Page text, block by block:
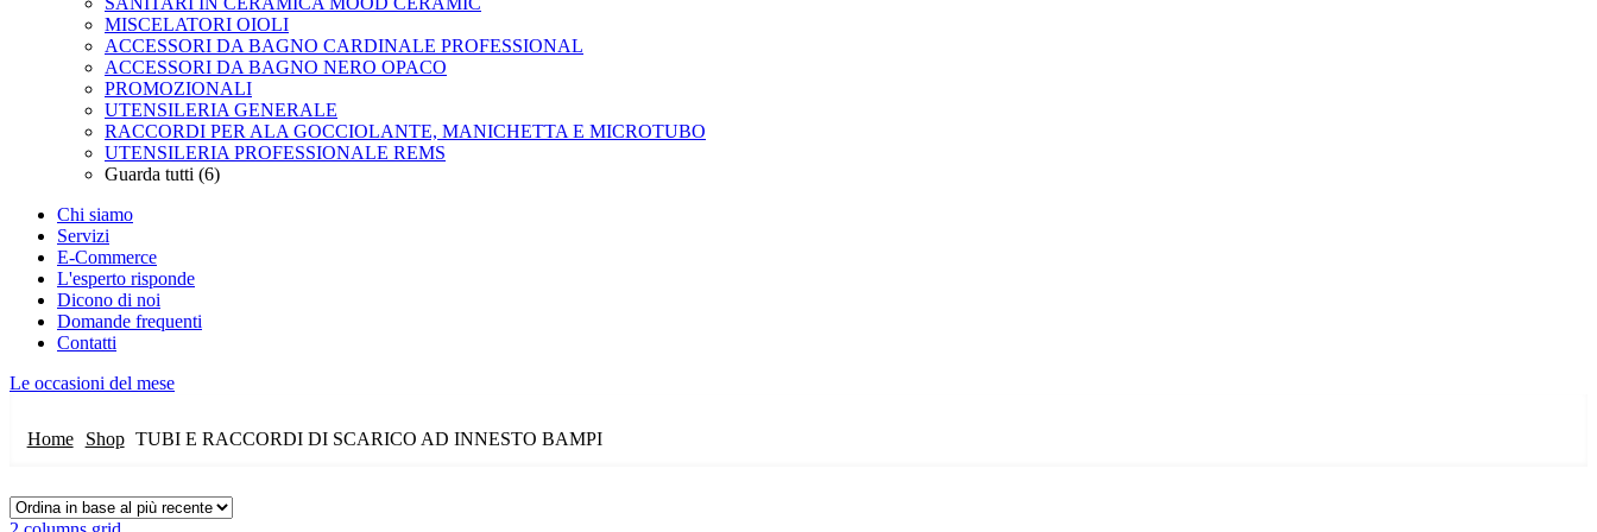
MISCELATORI OIOLI
ACCESSORI DA BAGNO CARDINALE PROFESSIONAL
ACCESSORI DA BAGNO NERO OPACO
PROMOZIONALI
UTENSILERIA GENERALE
RACCORDI PER ALA GOCCIOLANTE, MANICHETTA E MICROTUBO
UTENSILERIA PROFESSIONALE REMS
Guarda tutti (6)
Chi siamo
Servizi
E-Commerce
L'esperto risponde
Dicono di noi
Domande frequenti
Contatti
Le occasioni del mese
Home Shop TUBI E RACCORDI DI SCARICO AD INNESTO BAMPI